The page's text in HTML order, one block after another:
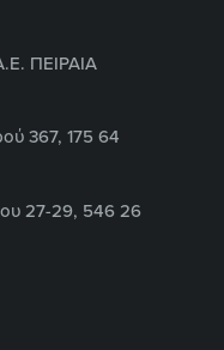
ΠΕΙΡΑΙΑ
367, 175 64
27-29, 546 26